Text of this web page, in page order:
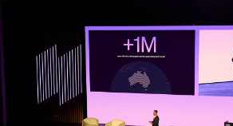
Verkaufs- und USt.-
Optimierung
Revenue Recognition
Buchhaltungsautomatisierung
Stripe Sigma
Benutzerdefinierte Berichte
E-Commerce
Embedded Finance
Globale
Marktplätze
Zahlungen
So integrieren Sie
vorkonfigurierten
Bezahlvorgang
Plattform oder einen
Pläne
Griechenland
English
Indien
English